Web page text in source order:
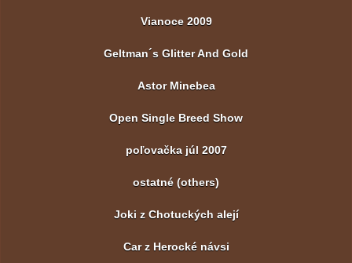
Vianoce 2009
Geltman´s Glitter And Gold
Astor Minebea
Open Single Breed Show
poľovačka júl 2007
ostatné (others)
Joki z Chotuckých alejí
Car z Herocké návsi